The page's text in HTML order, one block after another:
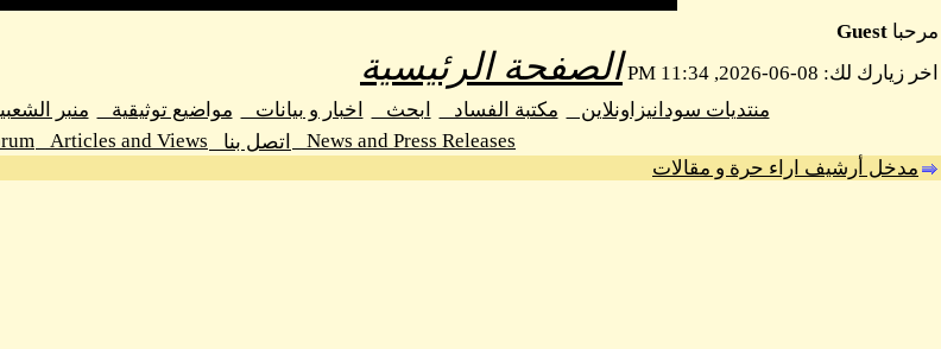
مرحبا Guest
اخر زيارك لك: 08-06-2026, 11:34 PM
الصفحة الرئيسية
منتديات سودانيزاونلاين مكتبة الفساد ابحث اخبار و بيانات مواضيع توثيقية منبر
News and Press Releases
اتصل بنا Articles and Views
مدخل أرشيف اراء حرة و مقالات